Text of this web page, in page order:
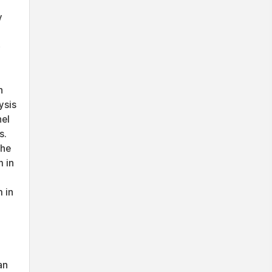
in
in